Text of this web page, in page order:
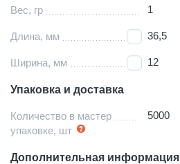
Вес, гр 1
Длина, мм 36,5
Ширина, мм 12
Упаковка и доставка
Количество в мастер
упаковке, шт
5000
Дополнительная информация